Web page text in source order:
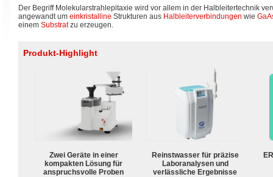
Der Begriff Molekularstrahlepitaxie wird vor allem in der Halbleitertechnik
angewandt um einkristalline Strukturen aus Halbleiterverbindungen wie
einem Substratzu erzeugen.
Produkt-Highlight
Zwei Geräte in einer
kompakten Lösung für
anspruchsvolle Proben
Reinstwasser für präzise
Laboranalysen und
verlässliche Ergebnisse